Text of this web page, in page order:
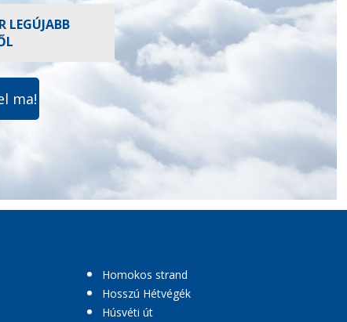
LEGÚJABB
ma!
Homokos strand
Hosszú Hétvégék
Húsvéti út